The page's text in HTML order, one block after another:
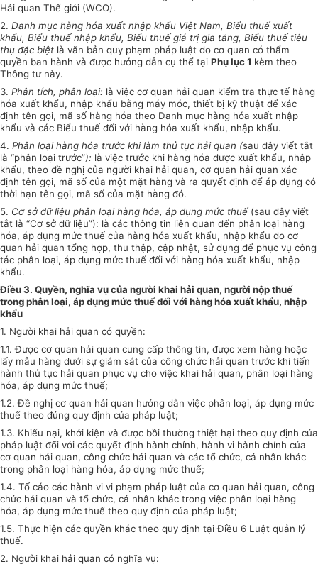
Hải quan Thế giới (WCO).
2. Danh mục hàng hóa xuất nhập khẩu Việt Nam, Biểu thuế xuất
khẩu, Biểu thuế nhập khẩu, Biểu thuế giá trị gia tăng, Biểu thuế tiêu
thụ đặc biệt là văn bản quy phạm pháp luật do cơ quan có thẩm
quyền ban hành và được hướng dẫn cụ thể tại Phụ lục 1 kèm theo
Thông tư này.
3. Phân tích, phân loại: là việc cơ quan hải quan kiểm tra thực tế hàng
hóa xuất khẩu, nhập khẩu bằng máy móc, thiết bị kỹ thuật để xác
định tên gọi, mã số hàng hóa theo Danh mục hàng hóa xuất nhập
khẩu và các Biểu thuế đối với hàng hóa xuất khẩu, nhập khẩu.
4. Phân loại hàng hóa trước khi làm thủ tục hải quan (sau đây viết tắt
là “phân loại trước”): là việc trước khi hàng hóa được xuất khẩu, nhập
khẩu, theo đề nghị của người khai hải quan, cơ quan hải quan xác
định tên gọi, mã số của một mặt hàng và ra quyết định để áp dụng có
thời hạn tên gọi, mã số của mặt hàng đó.
5. Cơ sở dữ liệu phân loại hàng hóa, áp dụng mức thuế (sau đây viết
tắt là “Cơ sở dữ liệu”): là các thông tin liên quan đến phân loại hàng
hóa, áp dụng mức thuế của hàng hóa xuất khẩu, nhập khẩu do cơ
quan hải quan tổng hợp, thu thập, cập nhật, sử dụng để phục vụ công
tác phân loại, áp dụng mức thuế đối với hàng hóa xuất khẩu, nhập
khẩu.
Điều 3. Quyền, nghĩa vụ của người khai hải quan, người nộp thuế
trong phân loại, áp dụng mức thuế đối với hàng hóa xuất khẩu, nhập
khẩu
1. Người khai hải quan có quyền:
1.1. Được cơ quan hải quan cung cấp thông tin, được xem hàng hoặc
lấy mẫu hàng dưới sự giám sát của công chức hải quan trước khi tiến
hành thủ tục hải quan phục vụ cho việc khai hải quan, phân loại hàng
hóa, áp dụng mức thuế;
1.2. Đề nghị cơ quan hải quan hướng dẫn việc phân loại, áp dụng mức
thuế theo đúng quy định của pháp luật;
1.3. Khiếu nại, khởi kiện và được bồi thường thiệt hại theo quy định của
pháp luật đối với các quyết định hành chính, hành vi hành chính của
cơ quan hải quan, công chức hải quan và các tổ chức, cá nhân khác
trong phân loại hàng hóa, áp dụng mức thuế;
1.4. Tố cáo các hành vi vi phạm pháp luật của cơ quan hải quan, công
chức hải quan và tổ chức, cá nhân khác trong việc phân loại hàng
hóa, áp dụng mức thuế theo quy định của pháp luật;
1.5. Thực hiện các quyền khác theo quy định tại Điều 6 Luật quản lý
thuế.
2. Người khai hải quan có nghĩa vụ: